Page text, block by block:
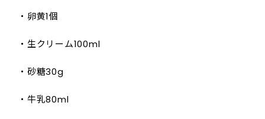
・卵黄1個
・生クリーム100ml
・砂糖30g
・牛乳80ml